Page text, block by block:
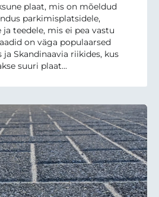
plaat, mis on mõeldud
parkimisplatsidele,
teedele, mis ei pea vastu
on väga populaarsed
Skandinaavia riikides, kus
suuri plaat...